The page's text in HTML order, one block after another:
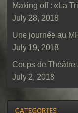
Making off : «La
July 28, 2018
Une journée au
July 19, 2018
Coups de
July 2, 2018